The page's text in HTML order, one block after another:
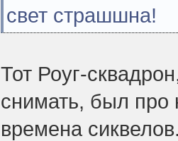
свет страшшна!
Тот Роуг-
снимать, был про
времена